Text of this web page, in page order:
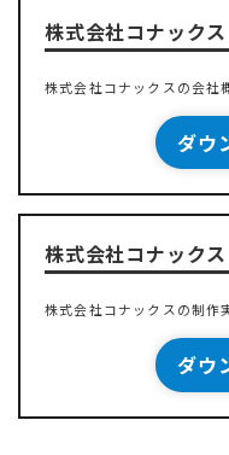
株式会社コナックス
株式会社コナックスの会社
ダウ
株式会社コナックス
株式会社コナックスの制作
ダウ